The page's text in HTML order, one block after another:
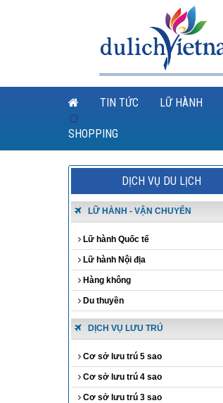
TIN TỨC LỮ HÀNH
SHOPPING
DỊCH VỤ DU LỊCH
LỮ HÀNH - VẬN CHUYỂN
Lữ hành Quốc tế
Lữ hành Nội địa
Hàng không
Du thuyền
DỊCH VỤ LƯU TRÚ
Cơ sở lưu trú 5 sao
Cơ sở lưu trú 4 sao
Cơ sở lưu trú 3 sao